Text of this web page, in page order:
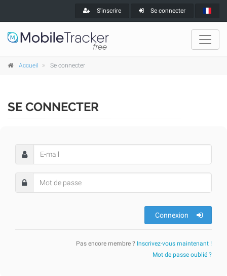
S'inscrire Se connecter
Accueil Se connecter
SE CONNECTER
Connexion
Pas encore membre ? Inscrivez-vous maintenant !
Mot de passe oublié ?